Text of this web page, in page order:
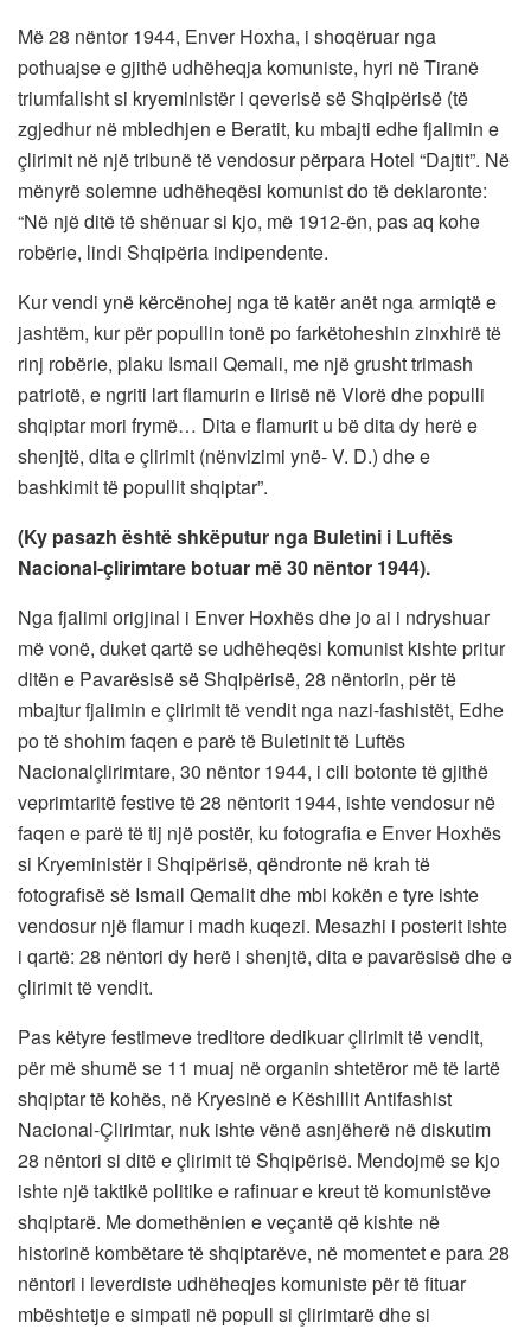
Më 28 nëntor 1944, Enver Hoxha, i shoqëruar nga
pothuajse e gjithë udhëheqja komuniste, hyri në Tiranë
triumfalisht si kryeministër i qeverisë së Shqipërisë (të
zgjedhur në mbledhjen e Beratit, ku mbajti edhe fjalimin e
çlirimit në një tribunë të vendosur përpara Hotel “Dajtit”. Në
mënyrë solemne udhëheqësi komunist do të deklaronte:
“Në një ditë të shënuar si kjo, më 1912-ën, pas aq kohe
robërie, lindi Shqipëria indipendente.
Kur vendi ynë kërcënohej nga të katër anët nga armiqtë e
jashtëm, kur për popullin tonë po farkëtoheshin zinxhirë të
rinj robërie, plaku Ismail Qemali, me një grusht trimash
patriotë, e ngriti lart flamurin e lirisë në Vlorë dhe populli
shqiptar mori frymë… Dita e flamurit u bë dita dy herë e
shenjtë, dita e çlirimit (nënvizimi ynë- V. D.) dhe e
bashkimit të popullit shqiptar”.
(Ky pasazh është shkëputur nga Buletini i Luftës
Nacional-çlirimtare botuar më 30 nëntor 1944).
Nga fjalimi origjinal i Enver Hoxhës dhe jo ai i ndryshuar
më vonë, duket qartë se udhëheqësi komunist kishte pritur
ditën e Pavarësisë së Shqipërisë, 28 nëntorin, për të
mbajtur fjalimin e çlirimit të vendit nga nazi-fashistët, Edhe
po të shohim faqen e parë të Buletinit të Luftës
Nacionalçlirimtare, 30 nëntor 1944, i cili botonte të gjithë
veprimtaritë festive të 28 nëntorit 1944, ishte vendosur në
faqen e parë të tij një postër, ku fotografia e Enver Hoxhës
si Kryeministër i Shqipërisë, qëndronte në krah të
fotografisë së Ismail Qemalit dhe mbi kokën e tyre ishte
vendosur një flamur i madh kuqezi. Mesazhi i posterit ishte
i qartë: 28 nëntori dy herë i shenjtë, dita e pavarësisë dhe e
çlirimit të vendit.
Pas këtyre festimeve treditore dedikuar çlirimit të vendit,
për më shumë se 11 muaj në organin shtetëror më të lartë
shqiptar të kohës, në Kryesinë e Këshillit Antifashist
Nacional-Çlirimtar, nuk ishte vënë asnjëherë në diskutim
28 nëntori si ditë e çlirimit të Shqipërisë. Mendojmë se kjo
ishte një taktikë politike e rafinuar e kreut të komunistëve
shqiptarë. Me domethënien e veçantë që kishte në
historinë kombëtare të shqiptarëve, në momentet e para 28
nëntori i leverdiste udhëheqjes komuniste për të fituar
mbështetje e simpati në popull si çlirimtarë dhe si